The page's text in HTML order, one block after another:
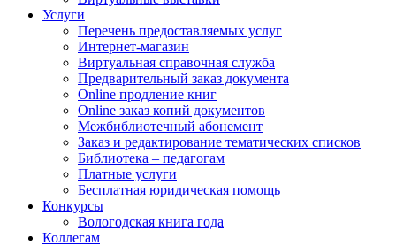
Услуги
Перечень предоставляемых услуг
Интернет-магазин
Виртуальная справочная служба
Предварительный заказ документа
Online продление книг
Online заказ копий документов
Межбиблиотечный абонемент
Заказ и редактирование тематических списков
Библиотека – педагогам
Платные услуги
Бесплатная юридическая помощь
Конкурсы
Вологодская книга года
Коллегам